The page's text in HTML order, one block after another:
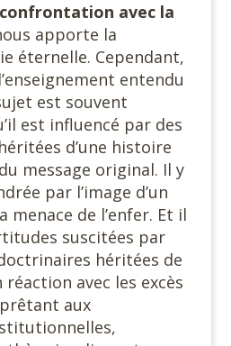
confrontation avec la
apporte la
éternelle. Cependant,
entendu
est souvent
est influencé par des
d’une histoire
message original. Il y
par l’image d’un
menace de l’enfer. Et il
suscitées par
héritées de
réaction avec les excès
prêtant aux